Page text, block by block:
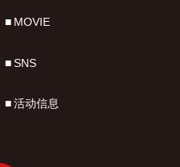
MOVIE
SNS
活动信息